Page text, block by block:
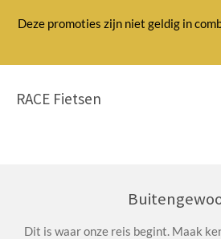
Deze promoties zijn niet geldig in
RACE Fietsen
Dit is waar onze reis begint. Maak